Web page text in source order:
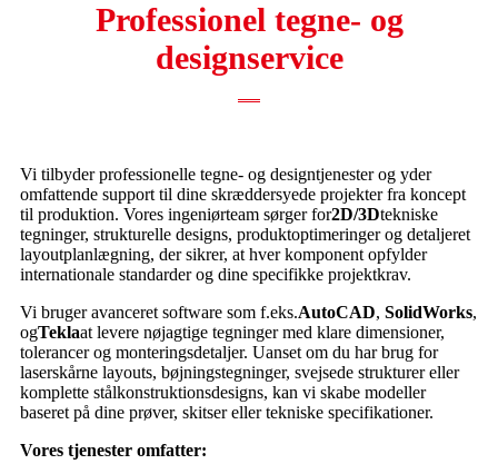
Professionel tegne- og
designservice
Vi tilbyder professionelle tegne- og designtjenester og yder
omfattende support til dine skræddersyede projekter fra koncept
til produktion. Vores ingeniørteam sørger for2D/3Dtekniske
tegninger, strukturelle designs, produktoptimeringer og detaljeret
layoutplanlægning, der sikrer, at hver komponent opfylder
internationale standarder og dine specifikke projektkrav.
Vi bruger avanceret software som f.eks.AutoCAD, SolidWorks,
ogTeklaat levere nøjagtige tegninger med klare dimensioner,
tolerancer og monteringsdetaljer. Uanset om du har brug for
laserskårne layouts, bøjningstegninger, svejsede strukturer eller
komplette stålkonstruktionsdesigns, kan vi skabe modeller
baseret på dine prøver, skitser eller tekniske specifikationer.
Vores tjenester omfatter: